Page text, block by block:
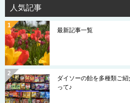
人気記事
最新記事一覧
ダイソーの飴を多種類ご
って♪